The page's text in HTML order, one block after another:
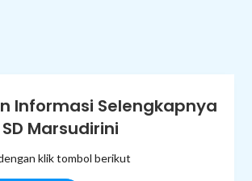
Informasi Selengkapnya
Marsudirini
klik tombol berikut